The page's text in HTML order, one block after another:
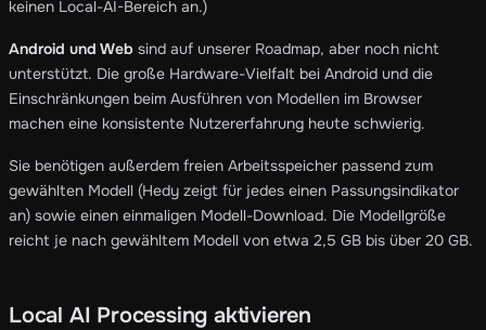
keinen Local-AI-Bereich an.)
Android und Web sind auf unserer Roadmap, aber noch nicht
unterstützt. Die große Hardware-Vielfalt bei Android und die
Einschränkungen beim Ausführen von Modellen im Browser
machen eine konsistente Nutzererfahrung heute schwierig.
Sie benötigen außerdem freien Arbeitsspeicher passend zum
gewählten Modell (Hedy zeigt für jedes einen Passungsindikator
an) sowie einen einmaligen Modell-Download. Die Modellgröße
reicht je nach gewähltem Modell von etwa 2,5 GB bis über 20 GB.
Local AI Processing aktivieren